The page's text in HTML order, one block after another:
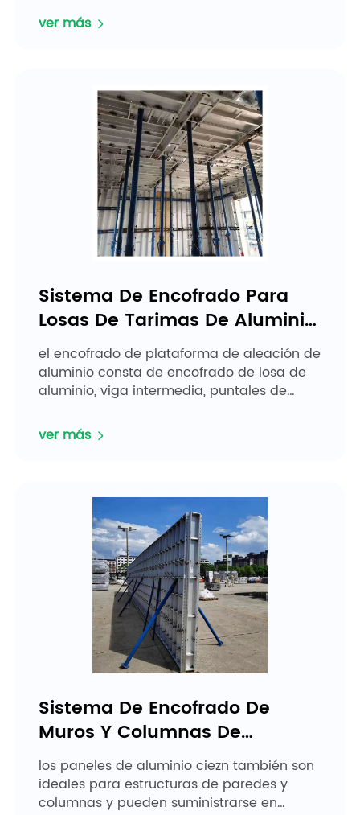
cuña se pueden instalar fácilmente...
ver más
Sistema De Encofrado Para
Losas De Tarimas De Aluminio
Ciezn
el encofrado de plataforma de aleación de
aluminio consta de encofrado de losa de
aluminio, viga intermedia, puntales de
pasadores largos. personal...
ver más
Sistema De Encofrado De
Muros Y Columnas De
Aluminio Ciezn
los paneles de aluminio ciezn también son
ideales para estructuras de paredes y
columnas y pueden suministrarse en